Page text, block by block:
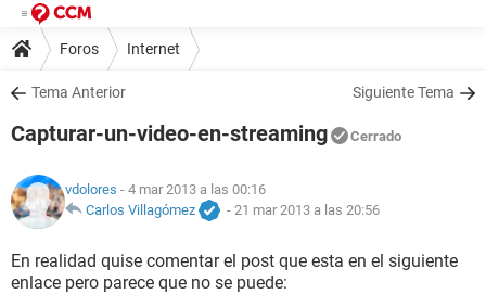
Foros Internet
Tema Anterior Siguiente Tema
Capturar-un-video-en-streaming Cerrado
vdolores - 4 mar 2013 a las 00:16
Carlos Villagómez
- 21 mar 2013 a las 20:56
En realidad quise comentar el post que esta en el siguiente
enlace pero parece que no se puede: